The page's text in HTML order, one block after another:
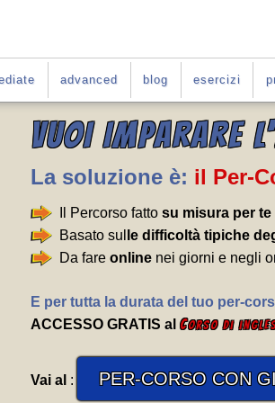
advanced blog esercizi
VUOI IMPARARE
La soluzione è: il Per-
Il Percorso fatto su misura per te
Basato sul le difficoltà tipiche
Da fare online nei giorni e negli
E per tutta la durata del tuo per-
ACCESSO GRATIS al Corso di
Vai al : PER-CORSO CON